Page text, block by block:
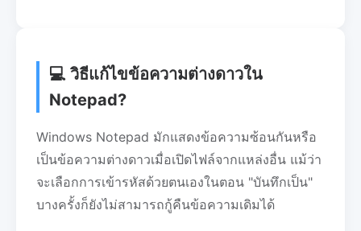
💻 วิธีแก้ไขข้อความต่างดาวใน
Notepad?
Windows Notepad มักแสดงข้อความซ้อนกันหรือ
เป็นข้อความต่างดาวเมื่อเปิดไฟล์จากแหล่งอื่น แม้ว่า
จะเลือกการเข้ารหัสด้วยตนเองในตอน "บันทึกเป็น"
บางครั้งก็ยังไม่สามารถกู้คืนข้อความเดิมได้